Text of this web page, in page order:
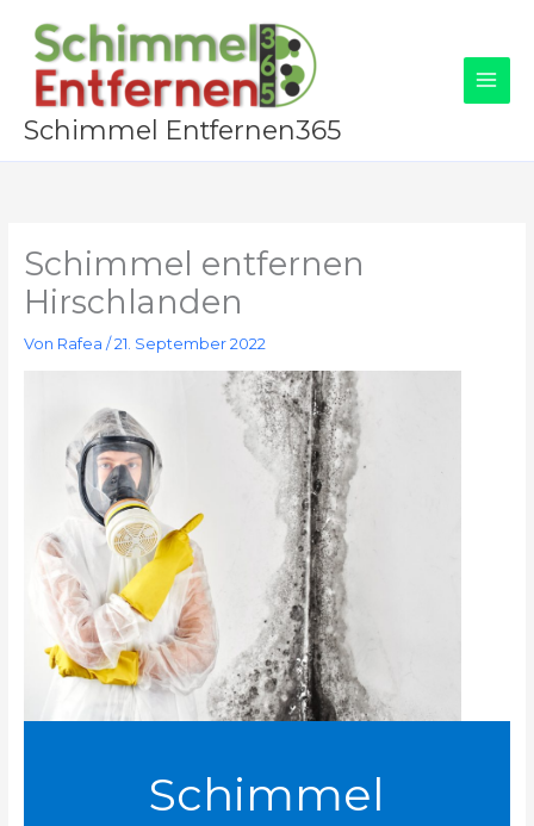
Inhalt
springen
Schimmel Entfernen365
Schimmel entfernen
Hirschlanden
Von Rafea /21. September 2022
Schimmel